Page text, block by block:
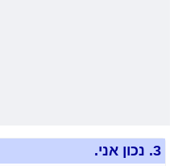
3. נכון אני.